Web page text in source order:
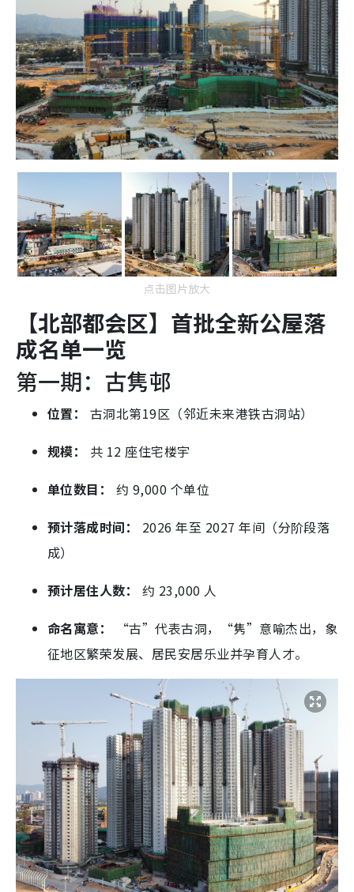
点击图片放大
【北部都会区】首批全新公屋落
成名单一览
第一期：古隽邨
位置：
古洞北第19区（邻近未来港铁古洞站）
规模：
共 12 座住宅楼宇
单位数目：
约 9,000 个单位
预计落成时间：
2026 年至 2027 年间（分阶段落
成）
预计居住人数：
约 23,000 人
命名寓意：
“古”代表古洞，“隽”意喻杰出，象
征地区繁荣发展、居民安居乐业并孕育人才。